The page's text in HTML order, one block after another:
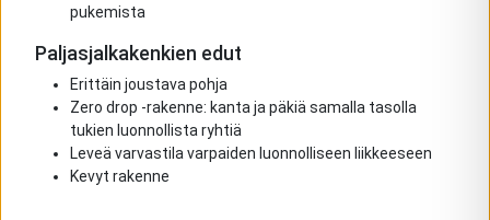
pukemista
Paljasjalkakenkien edut
Erittäin joustava pohja
Zero drop -rakenne: kanta ja päkiä samalla tasolla
tukien luonnollista ryhtiä
Leveä varvastila varpaiden luonnolliseen liikkeeseen
Kevyt rakenne